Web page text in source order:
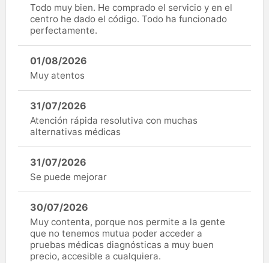
Todo muy bien. He comprado el servicio y en el
centro he dado el código. Todo ha funcionado
perfectamente.
01/08/2026
Muy atentos
31/07/2026
Atención rápida resolutiva con muchas
alternativas médicas
31/07/2026
Se puede mejorar
30/07/2026
Muy contenta, porque nos permite a la gente
que no tenemos mutua poder acceder a
pruebas médicas diagnósticas a muy buen
precio, accesible a cualquiera.